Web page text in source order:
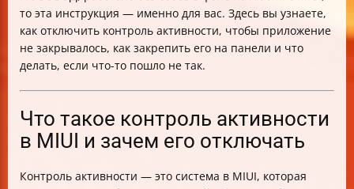
Как понять, что настройка применена
Распространённые проблемы и их решения
Минимальная свободная память и как её проверить
Альтернативные подходы, если отключение контроля
не помогает
Риски и предупреждения при отключении контроля
Дополнительные советы по оптимизации батареи
Как проверить, что приложение работает корректно
Что писать в разделе «Готово!»
то эта инструкция — именно для вас. Здесь вы узнаете,
как отключить контроль активности, чтобы приложение
не закрывалось, как закрепить его на панели и что
делать, если что-то пошло не так.
Что такое контроль активности
в MIUI и зачем его отключать
Контроль активности — это система в MIUI, которая